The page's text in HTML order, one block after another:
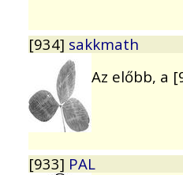
[934] sakkmath
Az előbb, a
[933] PAL